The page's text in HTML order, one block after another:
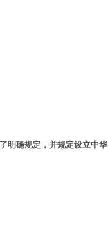
明确规定，并规定设立中华